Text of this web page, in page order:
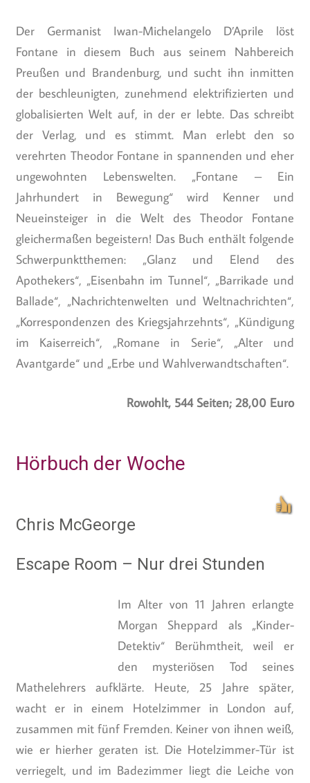
Der Germanist Iwan-Michelangelo D’Aprile löst
Fontane in diesem Buch aus seinem Nahbereich
Preußen und Brandenburg, und sucht ihn inmitten
der beschleunigten, zunehmend elektrifizierten und
globalisierten Welt auf, in der er lebte. Das schreibt
der Verlag, und es stimmt. Man erlebt den so
verehrten Theodor Fontane in spannenden und eher
ungewohnten Lebenswelten. „Fontane – Ein
Jahrhundert in Bewegung“ wird Kenner und
Neueinsteiger in die Welt des Theodor Fontane
gleichermaßen begeistern! Das Buch enthält folgende
Schwerpunktthemen: „Glanz und Elend des
Apothekers“, „Eisenbahn im Tunnel“, „Barrikade und
Ballade“, „Nachrichtenwelten und Weltnachrichten“,
„Korrespondenzen des Kriegsjahrzehnts“, „Kündigung
im Kaiserreich“, „Romane in Serie“, „Alter und
Avantgarde“ und „Erbe und Wahlverwandtschaften“.
Rowohlt, 544 Seiten; 28,00 Euro
Hörbuch der Woche
Chris McGeorge
Escape Room – Nur drei Stunden
Im Alter von 11 Jahren erlangte
Morgan Sheppard als „Kinder-
Detektiv“ Berühmtheit, weil er
den mysteriösen Tod seines Mathelehrers aufklärte.
Heute, 25 Jahre später, wacht er in einem
Hotelzimmer in London auf, zusammen mit fünf
Fremden. Keiner von ihnen weiß, wie er hierher
geraten ist. Die Hotelzimmer-Tür ist verriegelt, und
im Badezimmer liegt die Leiche von Simon Winter –